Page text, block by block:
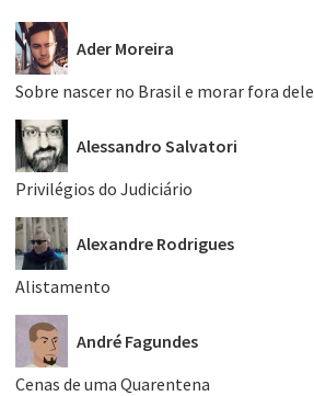
Ader Moreira
Sobre nascer no Brasil e morar fora dele
Alessandro Salvatori
Privilégios do Judiciário
Alexandre Rodrigues
Alistamento
André Fagundes
Cenas de uma Quarentena